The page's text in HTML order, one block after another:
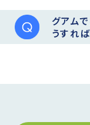
グアム
うすれ